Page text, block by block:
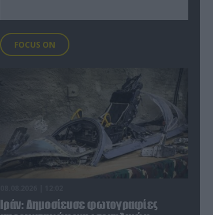
FOCUS ON
Ιράν: Δημοσίευσε φωτογραφίες